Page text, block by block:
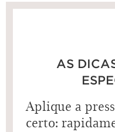
AS
Aplique a
certo: